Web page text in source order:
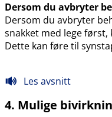
Dersom du avbryter
Dersom du avbryter
snakket med lege
Dette kan føre til
Les avsnitt
4. Mulige